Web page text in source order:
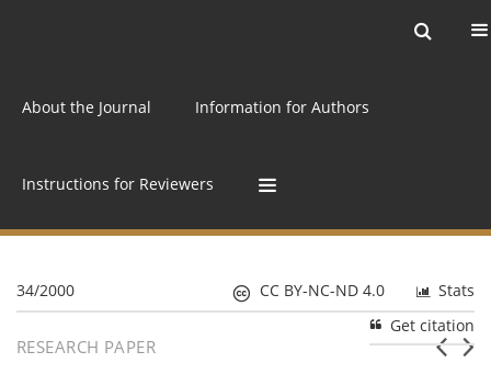
About the Journal Information for Authors
Instructions for Reviewers
34/2000 Stats
CC BY-NC-ND 4.0
Get citation
RESEARCH PAPER